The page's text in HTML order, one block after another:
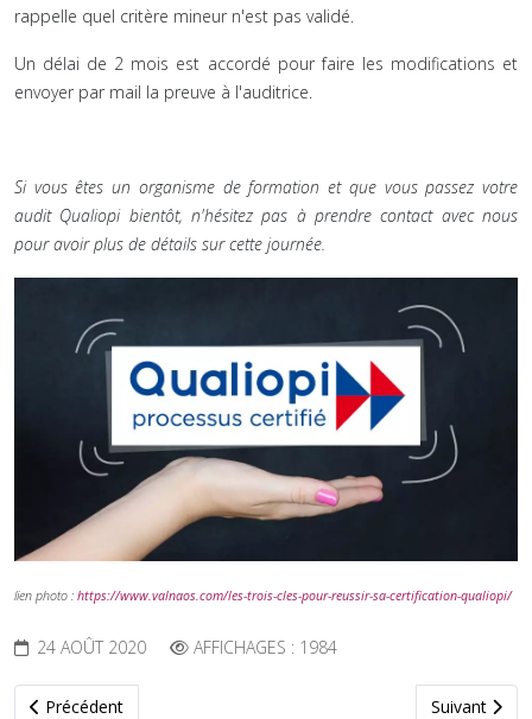
rappelle quel critère mineur n'est pas validé.
Un délai de 2 mois est accordé pour faire les modifications et
envoyer par mail la preuve à l'auditrice.
Si vous êtes un organisme de formation et que vous passez votre
audit Qualiopi bientôt, n'hésitez pas à prendre contact avec nous
pour avoir plus de détails sur cette journée.
lien photo : https://www.valnaos.com/les-trois-cles-pour-reussir-sa-certification-qualiopi/
24 AOÛT 2020 AFFICHAGES : 1984
Article précédent : Nouvelle offre de formation !
Précédent Article
Suivant